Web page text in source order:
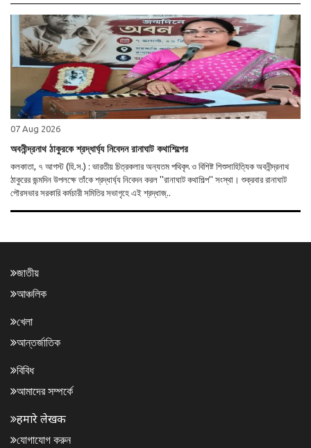
07 Aug 2026
অবনীন্দ্রনাথ ঠাকুরকে শ্রদ্ধার্ঘ্য নিবেদন রানাঘাট কথাশিল্পের
কলকাতা, ৭ আগস্ট (হি.স.) : ভারতীয় চিত্রকলার অন্যতম পথিকৃৎ ও বিশিষ্ট শিশুসাহিত্যিক অবনীন্দ্রনাথ
ঠাকুরের জন্মদিন উপলক্ষে তাঁকে শ্রদ্ধার্ঘ্য নিবেদন করল ''রানাঘাট কথাশিল্প'' সংস্থা। শুক্রবার রানাঘাট
পৌরসভার সরকারি কর্মচারী সমিতির সভাগৃহে এই শ্রদ্ধাজ্..
জাতীয়
আঞ্চলিক
খেলা
আন্তর্জাতিক
বিবিধ
আমাদের সম্পর্কে
हमारे लेखक
যোগাযোগ করুন